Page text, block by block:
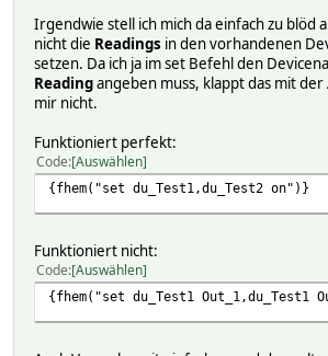
# barAvg:
# collect:
# cond:
# di_Test:
# 0:
# condition:
# 0
#
if
#
fhem_set("du_Test
#
}
#
#
}
#
elsif
Irgendwie stell ich mich da einfach zu blöd
nicht die Readings in den vorhandenen
setzen. Da ich ja im set Befehl den
Readingangeben muss, klappt das mit
mir nicht.
Funktioniert perfekt:
Code Auswählen
{fhem("set du_Test1,du_Test2 on")}
Funktioniert nicht:
Code Auswählen
{fhem("set du_Test1 Out_1,du_Test1